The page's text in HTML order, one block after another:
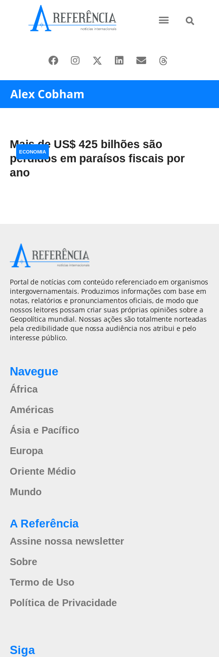
Alex Cobham
Mais de US$ 425 bilhões são
perdidos em paraísos fiscais por
ano
ECONOMIA
Portal de notícias com conteúdo referenciado em organismos
intergovernamentais. Produzimos informações com base em
notas, relatórios e pronunciamentos oficiais, de modo que
nossos leitores possam criar suas próprias opiniões sobre a
Geopolítica mundial. Nossas ações são totalmente norteadas
pela credibilidade que nossa audiência nos atribui e pelo
interesse público.
Navegue
África
Américas
Ásia e Pacífico
Europa
Oriente Médio
Mundo
A Referência
Assine nossa newsletter
Sobre
Termo de Uso
Política de Privacidade
Siga